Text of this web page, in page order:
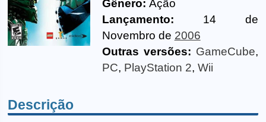
Gênero: Ação
Lançamento: 14 de
Novembro de 2006
Outras versões: GameCube,
PC, PlayStation 2, Wii
Descrição